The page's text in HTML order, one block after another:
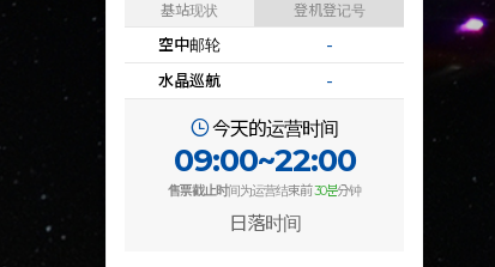
基站现状 登机登记号
空中邮轮
-
水晶巡航
-
今天的运营时间
09:00~22:00
售票截止时间为运营结束前30분分钟
日落时间